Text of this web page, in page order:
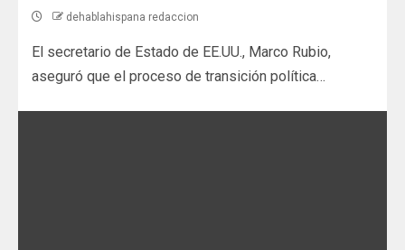
dehablahispana redaccion
El secretario de Estado de EE.UU., Marco Rubio,
aseguró que el proceso de transición política…